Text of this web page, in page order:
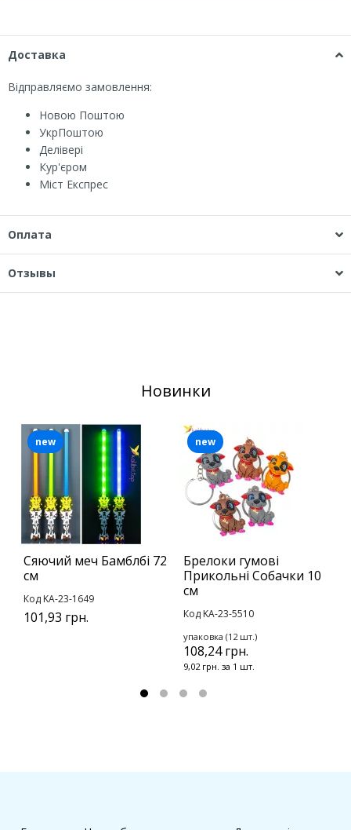
Доставка
Відправляємо замовлення:
Новою Поштою
УкрПоштою
Делівері
Кур'єром
Міст Експрес
Оплата
Отзывы
Новинки
Сяючий меч Бамблбі 72
см
Код KA-23-1649
101,93 грн.
new
Брелоки гумові
Прикольні Собачки 10
см
Код KA-23-5510
упаковка (12 шт.)
108,24 грн.
9,02 грн. за 1 шт.
new